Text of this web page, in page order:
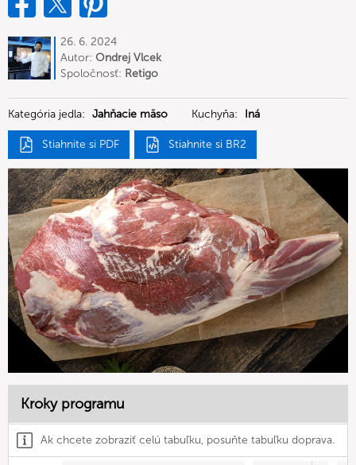
26. 6. 2024
Autor: Ondrej Vlcek
Spoločnosť: Retigo
Kategória jedla: Jahňacie mäso Kuchyňa: Iná
Stiahnite si PDF Stiahnite si BR2
Kroky programu
Ak chcete zobraziť celú tabuľku, posuňte tabuľku doprava.